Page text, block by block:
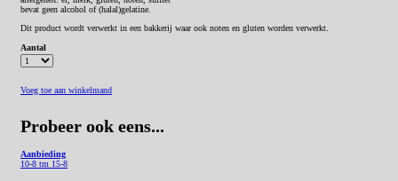
bevat geen alcohol of (halal)gelatine.
Dit product wordt verwerkt in een bakkerij waar ook noten en gluten worden verwerkt.
Aantal
Voeg toe aan winkelmand
Probeer ook eens...
Aanbieding
10-8 tm 15-8